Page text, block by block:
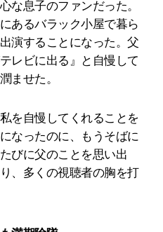
な息子のファンだった。
あるバラック小屋で暮ら
演することになった。父
レビに出る』と自慢して
ませた。
を自慢してくれることを
なったのに、もうそばに
びに父のことを思い出
、多くの視聴者の胸を打